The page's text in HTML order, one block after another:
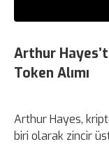
Arthur
Token Alımı
Arthur Hayes,
biri olarak zincir